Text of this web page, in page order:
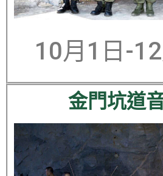
10月1日-
金門坑道